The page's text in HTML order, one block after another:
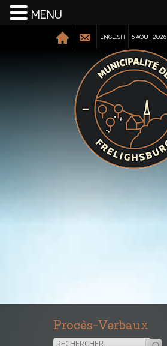
ENGLISH 6 AOÛT 2026
Procès-Verbaux
MENU